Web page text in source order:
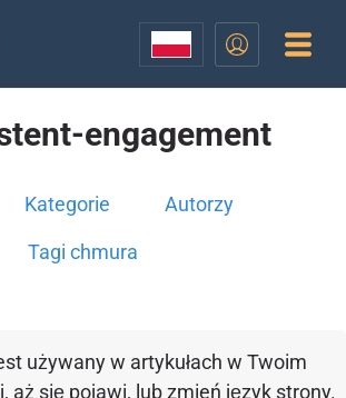
engagement
Kategorie Autorzy
Tagi chmura